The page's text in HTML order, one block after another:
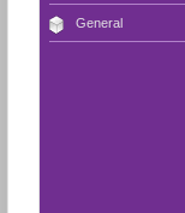
General